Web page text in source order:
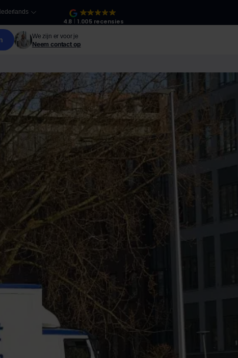
4.8 1.005 recensies
We zijn er voor je
Neem contact op